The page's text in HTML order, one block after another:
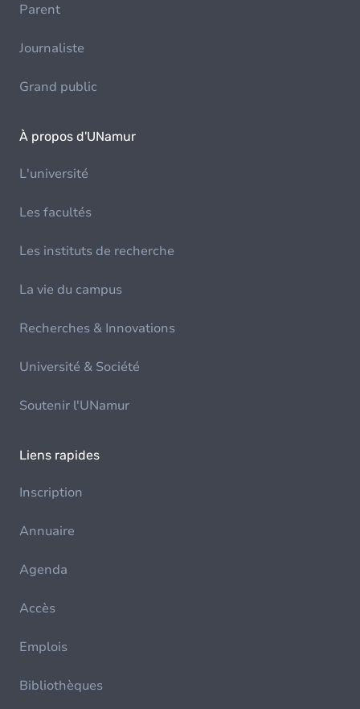
Parent
Journaliste
Grand public
À propos d'UNamur
L'université
Les facultés
Les instituts de recherche
La vie du campus
Recherches & Innovations
Université & Société
Soutenir l'UNamur
Liens rapides
Inscription
Annuaire
Agenda
Accès
Emplois
Bibliothèques